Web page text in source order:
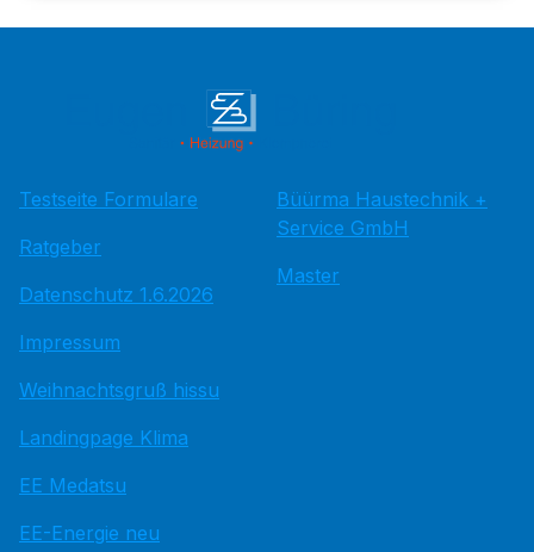
Testseite Formulare
Ratgeber
Datenschutz 1.6.2026
Impressum
Weihnachtsgruß hissu
Landingpage Klima
EE Medatsu
EE-Energie neu
Büürma Haustechnik +
Service GmbH
Master